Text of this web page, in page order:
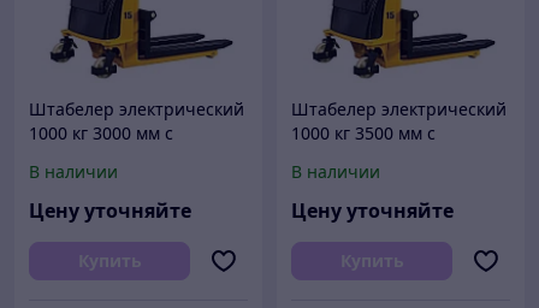
Штабелер электрический
1000 кг 3000 мм с
полуэлектрический
электроштабелер
В наличии
Цену уточняйте
Купить
Штабелер электрический
1000 кг 3500 мм с
полуэлектрический
электроштабелер
В наличии
Цену уточняйте
Купить